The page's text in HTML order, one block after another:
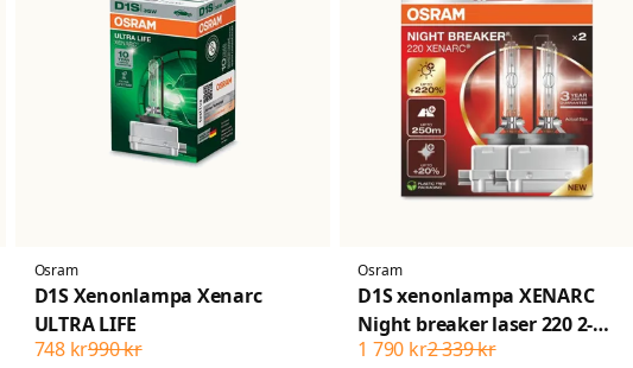
Osram
D1S Xenonlampa Xenarc
ULTRA LIFE
990 kr
748 kr
Osram
D1S xenonlampa XENARC
Night breaker laser 220 2-
pack
2 339 kr
1 790 kr